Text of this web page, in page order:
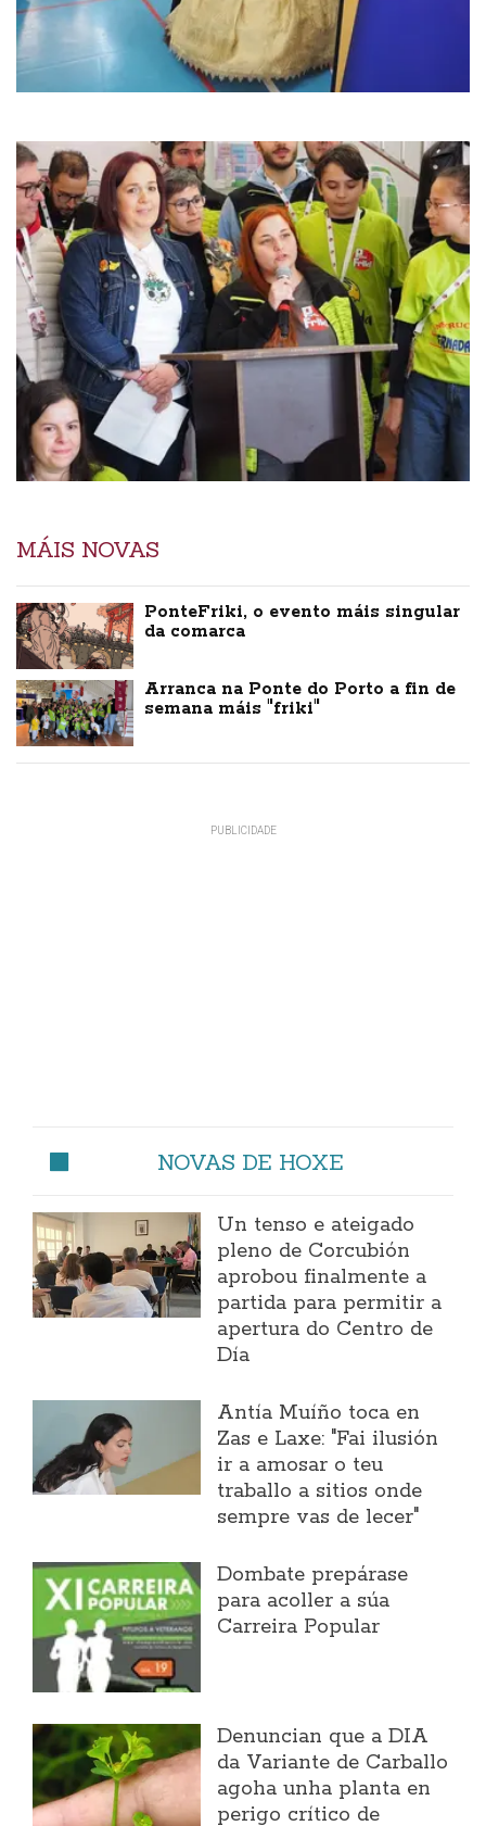
MÁIS NOVAS
PonteFriki, o evento máis singular
da comarca
Arranca na Ponte do Porto a fin de
semana máis "friki"
NOVAS DE HOXE
Un tenso e ateigado
pleno de Corcubión
aprobou finalmente a
partida para permitir a
apertura do Centro de
Día
Antía Muíño toca en
Zas e Laxe: "Fai ilusión
ir a amosar o teu
traballo a sitios onde
sempre vas de lecer"
Dombate prepárase
para acoller a súa
Carreira Popular
Denuncian que a DIA
da Variante de Carballo
agoha unha planta en
perigo crítico de